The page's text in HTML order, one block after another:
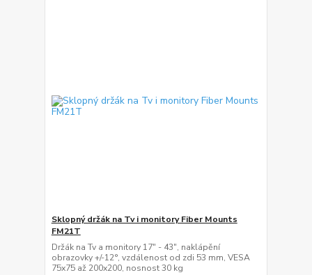
Sklopný držák na Tv i monitory Fiber Mounts
FM21T
Držák na Tv a monitory 17" - 43", naklápění
obrazovky +/-12°, vzdálenost od zdi 53 mm, VESA
75x75 až 200x200, nosnost 30 kg